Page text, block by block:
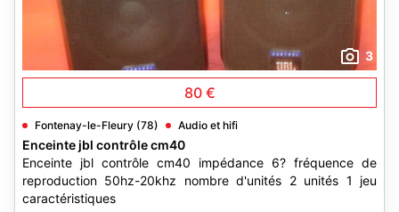
3
80 €
Fontenay-le-Fleury (78) Audio et hifi
Enceinte jbl contrôle cm40
Enceinte jbl contrôle cm40 impédance 6? fréquence de
reproduction 50hz-20khz nombre d'unités 2 unités 1 jeu
caractéristiques